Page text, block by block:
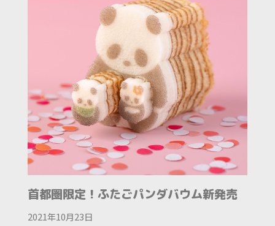
首都圏限定！ふたごパンダバウム新発売
2021年10月23日